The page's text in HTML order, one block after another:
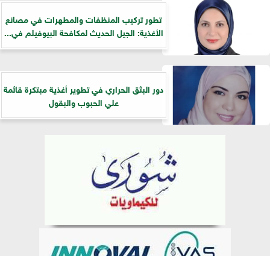
تطور تركيب المنظفات والمطهرات في مصانع
الأغذية: الجيل الحديث لمكافحة البيوفيلم في...
دور البثق الحراري في تطوير أغذية مبتكرة قائمة
علي الحبوب والبقول